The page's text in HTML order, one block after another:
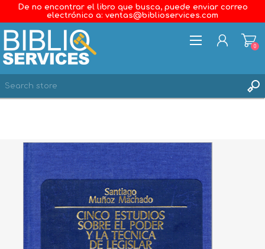
De no encontrar el libro que busca, puede enviar correo
electrónico a: ventas@biblioservices.com
WISHLIST
0
0